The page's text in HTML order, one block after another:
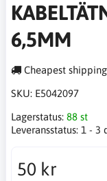
6,5MM
Cheapest
SKU: E5042097
Lagerstatus: 88 st
Leveransstatus: 1 - 3
50 kr